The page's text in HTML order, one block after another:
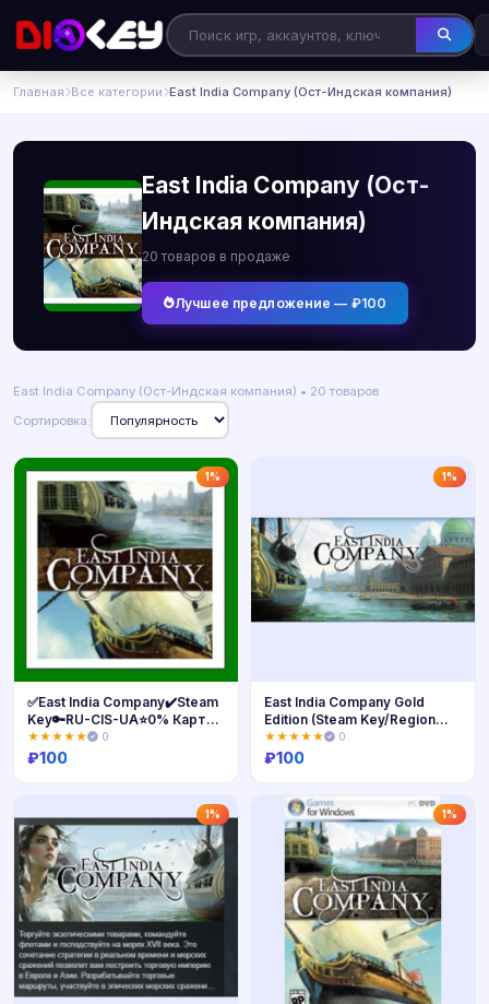
Главная Все категории East India Company (Ост-Индская компания)
East India Company (Ост-
Индская компания)
20 товаров в продаже
Лучшее предложение — ₽100
East India Company (Ост-Индская компания) • 20 товаров
Сортировка:
1%
✅East India Company✔️Steam
Key🔑RU-CIS-UA⭐0% Карты
💳
★★★★★ 0
₽100
1%
Купить
East India Company Gold
Edition (Steam Key/Region
Free)
★★★★★ 0
₽100
1% 1%